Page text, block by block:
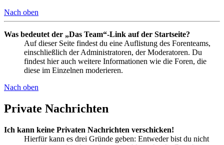
Nach oben
Was bedeutet der „Das Team“-Link auf der Startseite?
Auf dieser Seite findest du eine Auflistung des Forenteams,
einschließlich der Administratoren, der Moderatoren. Du
findest hier auch weitere Informationen wie die Foren, die
diese im Einzelnen moderieren.
Nach oben
Private Nachrichten
Ich kann keine Privaten Nachrichten verschicken!
Hierfür kann es drei Gründe geben: Entweder bist du nicht